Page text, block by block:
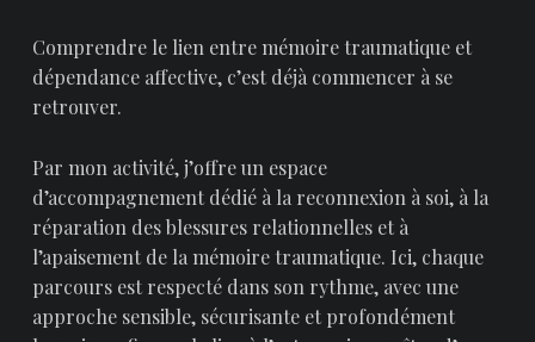
Comprendre le lien entre mémoire traumatique et
dépendance affective, c’est déjà commencer à se
retrouver.
Par mon activité, j’offre un espace
d’accompagnement dédié à la reconnexion à soi, à la
réparation des blessures relationnelles et à
l’apaisement de la mémoire traumatique. Ici, chaque
parcours est respecté dans son rythme, avec une
approche sensible, sécurisante et profondément